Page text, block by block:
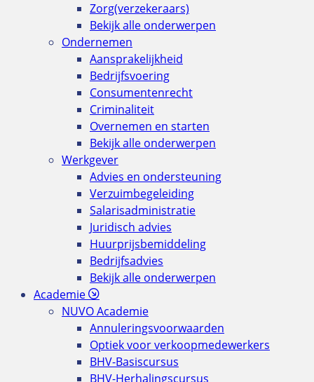
Zorg(verzekeraars)
Bekijk alle onderwerpen
Ondernemen
Aansprakelijkheid
Bedrijfsvoering
Consumentenrecht
Criminaliteit
Overnemen en starten
Bekijk alle onderwerpen
Werkgever
Advies en ondersteuning
Verzuimbegeleiding
Salarisadministratie
Juridisch advies
Huurprijsbemiddeling
Bedrijfsadvies
Bekijk alle onderwerpen
Academie
NUVO Academie
Annuleringsvoorwaarden
Optiek voor verkoopmedewerkers
BHV-Basiscursus
BHV-Herhalingscursus